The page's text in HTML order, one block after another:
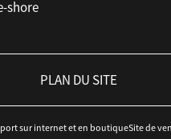
shore
PLAN DU SITE
sur internet et en boutiqueSite de